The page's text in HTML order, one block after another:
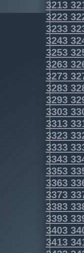
3213
3223
3233
3243
3253
3263
3273
3283
3293
3303
3313
3323
3333
3343
3353
3363
3373
3383
3393
3403
3413